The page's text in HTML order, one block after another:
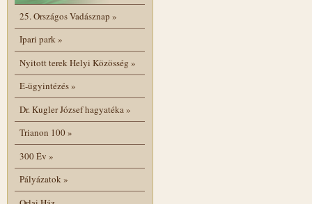
25. Országos Vadásznap »
Ipari park»
Nyitott terek Helyi Közösség »
E-ügyintézés»
Dr. Kugler József hagyatéka»
Trianon 100»
300 Év »
Pályázatok»